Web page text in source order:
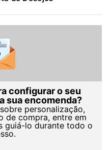
configurar o seu
sua encomenda?
personalização,
de compra, entre em
guiá-lo durante todo o